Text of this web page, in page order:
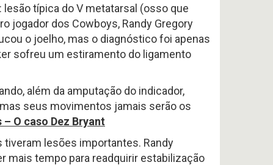
típica do V metatarsal (osso que
jogador dos Cowboys, Randy Gregory
o joelho, mas o diagnóstico foi apenas
sofreu um estiramento do ligamento
além da amputação do indicador,
seus movimentos jamais serão os
O caso Dez Bryant
tiveram lesões importantes. Randy
mais tempo para readquirir estabilização